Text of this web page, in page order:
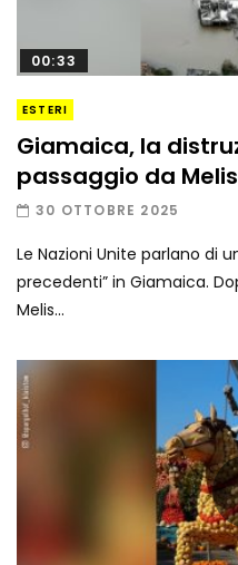
00:33
ESTERI
Giamaica, la
passaggio da
30 OTTOBRE 2025
Le Nazioni Unite parlano di
precedenti” in Giamaica.
Melis...